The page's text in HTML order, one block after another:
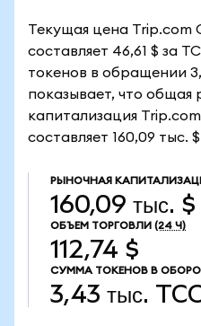
Текущая цена Trip.com
составляет 46,61 $ за
токенов в обращении
показывает, что общая
капитализация
составляет 160,09 тыс.
РЫНОЧНАЯ
160,09 тыс. $
ОБЪЕМ ТОРГОВЛИ (24 Ч)
112,74 $
СУММА ТОКЕНОВ В
3,43 тыс.